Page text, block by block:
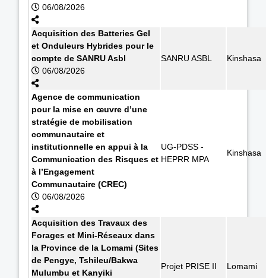
06/08/2026
Acquisition des Batteries Gel
et Onduleurs Hybrides pour le
compte de SANRU Asbl
06/08/2026
SANRU ASBL Kinshasa
Agence de communication
pour la mise en œuvre d’une
stratégie de mobilisation
communautaire et
institutionnelle en appui à la
Communication des Risques et
à l’Engagement
Communautaire (CREC)
06/08/2026
UG-PDSS -
HEPRR MPA
Kinshasa
Acquisition des Travaux des
Forages et Mini-Réseaux dans
la Province de la Lomami (Sites
de Pengye, Tshileu/Bakwa
Mulumbu et Kanyiki
Projet PRISE II Lomami